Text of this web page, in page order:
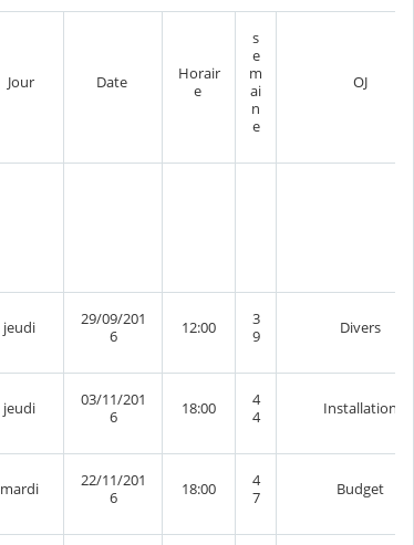
Jour Date
Horair
e
s
e
m
ai
n
e
OJ
jeudi
29/09/201
6
12:00
3
9
Divers
jeudi
03/11/201
6
18:00
4
4
Installation
mardi
22/11/201
6
18:00
4
7
Budget